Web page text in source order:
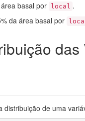
basal por
local .
da área basal por
de uma